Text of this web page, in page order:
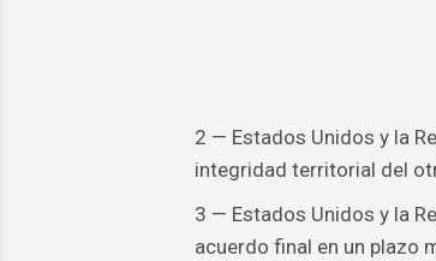
2 — Estados Unidos y la
integridad territorial del
3 — Estados Unidos y la
acuerdo final en un plazo